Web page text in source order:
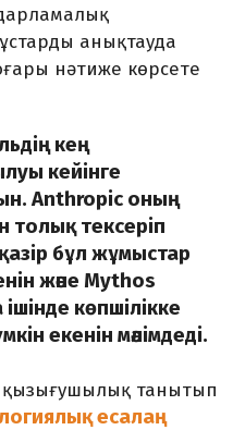
анықтауда
нәтиже көрсете
кең
кейінге
Anthropic оның
толық тексеріп
бұл жұмыстар
және Mythos
көпшілікке
екенін мәлімдеді.
қызығушылық танытып
есалаң